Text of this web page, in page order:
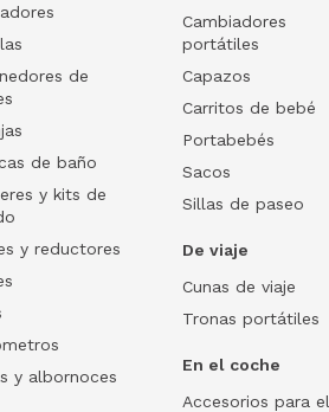
de
de baño
y kits de
y reductores
y albornoces
Cambiadores
portátiles
Capazos
Carritos de bebé
Portabebés
Sacos
Sillas de paseo
De viaje
Cunas de viaje
Tronas portátiles
En el coche
Accesorios para el